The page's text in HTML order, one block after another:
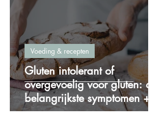
Gluten intolerant of
overgevoelig voor gluten: de
belangrijkste symptomen + 4
praktische tips!
Voeding & recepten